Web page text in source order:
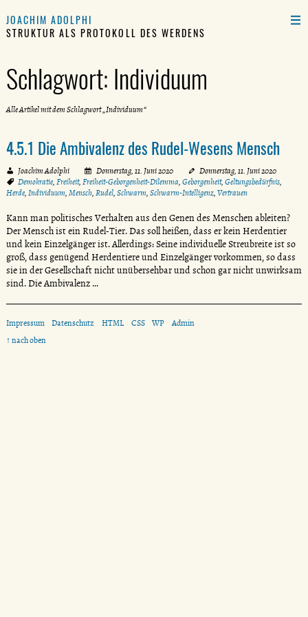
JOACHIM ADOLPHI
STRUKTUR ALS PROTOKOLL DES WERDENS
Schlagwort: Individuum
Alle Artikel mit dem Schlagwort „Individuum“
4.5.1 Die Ambivalenz des Rudel-Wesens Mensch
Joachim Adolphi Donnerstag, 11. Juni 2020
Donnerstag, 11. Juni 2020
Demokratie,Freiheit,Freiheit-Geborgenheit-Dilemma,Geborgenheit,Geltungsbedürfnis,
Herde,Individuum,Mensch,Rudel,Schwarm,Schwarm-Intelligenz,Vertrauen
Kann man politisches Verhalten aus den Genen des Menschen ableiten?
Der Mensch ist ein Rudel-Tier. Das soll heißen, dass er kein Herdentier
und kein Einzelgänger ist. Allerdings: Seine individuelle Streubreite ist so
groß, dass genügend Herdentiere und Einzelgänger vorkommen, so dass
sie in der Gesellschaft nicht unübersehbar und schon gar nicht unwirksam
sind. Die Ambivalenz …
Impressum Datenschutz HTML CSS WP
Admin
↑ nach oben